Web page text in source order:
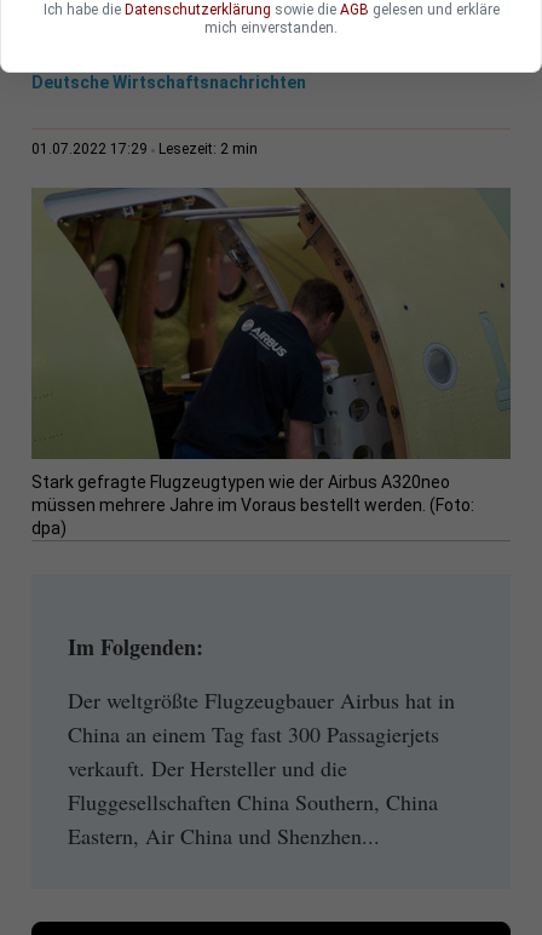
Deutsche Wirtschaftsnachrichten
01.07.2022 17:29 Lesezeit: 2 min
Stark gefragte Flugzeugtypen wie der Airbus A320neo
müssen mehrere Jahre im Voraus bestellt werden. (Foto:
dpa)
Im Folgenden:
Der weltgrößte Flugzeugbauer Airbus hat in
China an einem Tag fast 300 Passagierjets
verkauft. Der Hersteller und die
Fluggesellschaften China Southern, China
Eastern, Air China und Shenzhen...
Ich habe die Datenschutzerklärung sowie die AGB gelesen und erkläre
mich einverstanden.